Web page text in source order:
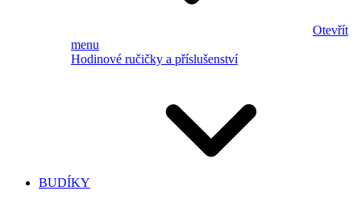
Otevřít
menu
Hodinové ručičky a příslušenství
BUDÍKY